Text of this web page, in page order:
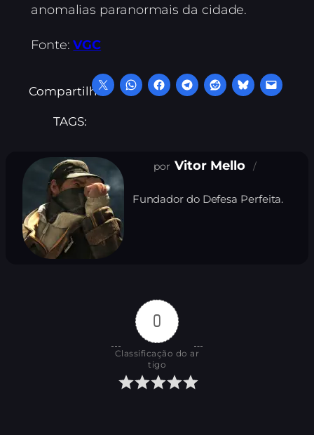
anomalias paranormais da cidade.
Fonte:VGC
Compartilhe:
TAGS:
Vitor Mello
Fundador do Defesa Perfeita.
0
Classificação do ar
tigo